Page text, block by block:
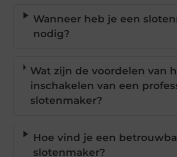
Wanneer heb je een
nodig?
Wat zijn de voordelen van
inschakelen van een
slotenmaker?
Hoe vind je een
slotenmaker?